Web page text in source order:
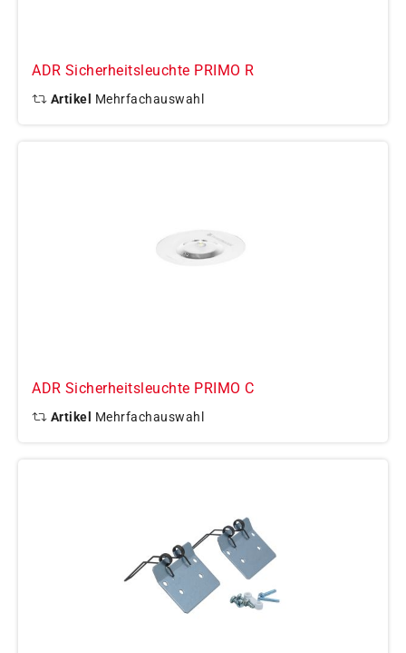
ADR Sicherheitsleuchte PRIMO R
Artikel Mehrfachauswahl
ADR Sicherheitsleuchte PRIMO C
Artikel Mehrfachauswahl